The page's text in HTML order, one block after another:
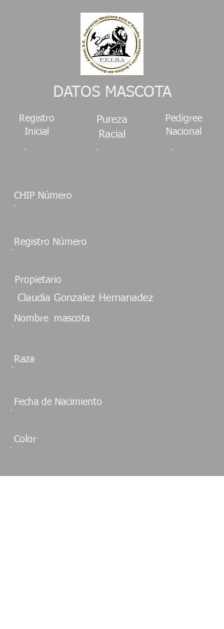
DATOS MASCOTA
Registro
Inicial
Pureza
Racial
Pedigree
Nacional
CHIP Número
Registro Número
Propietario
Claudia Gonzalez Hernanadez
Nombre mascota
Raza
Fecha de Nacimiento
Color